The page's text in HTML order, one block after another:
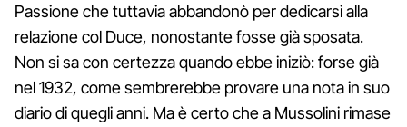
Passione che tuttavia abbandonò per dedicarsi alla
relazione col Duce, nonostante fosse già sposata.
Non si sa con certezza quando ebbe iniziò: forse già
nel 1932, come sembrerebbe provare una nota in suo
diario di quegli anni. Ma è certo che a Mussolini rimase